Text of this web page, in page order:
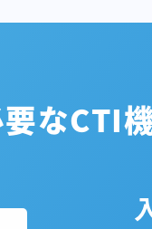
なCTI